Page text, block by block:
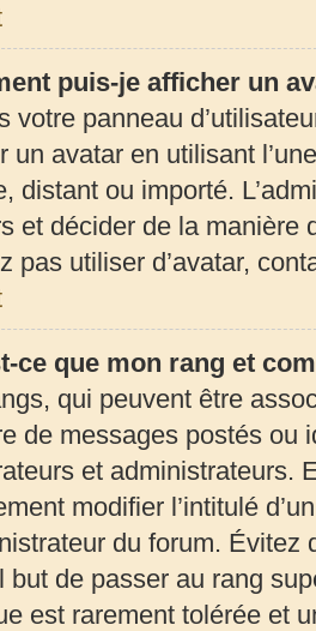
puis-je afficher un
votre panneau
un avatar en utilisant
distant ou importé.
et décider de la manière
pas utiliser d’avatar,
ce que mon rang et
qui peuvent être
de messages postés ou
et administrateurs.
modifier l’intitulé
du forum.
but de passer au rang
est rarement tolérée et